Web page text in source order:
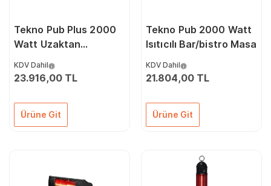
Tekno Pub Plus 2000
Watt Uzaktan
Bar/bistro Masası
KDV Dahil
23.916,00 TL
Ürüne Git
Tekno Pub 2000 Watt
Isıtıcılı Bar/bistro Masa
KDV Dahil
21.804,00 TL
Ürüne Git